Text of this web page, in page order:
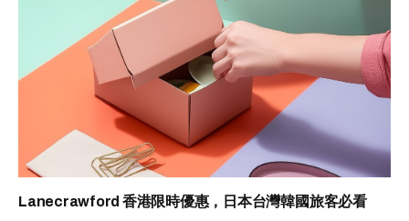
Lanecrawford 香港限時優惠，日本台灣韓國旅客必看